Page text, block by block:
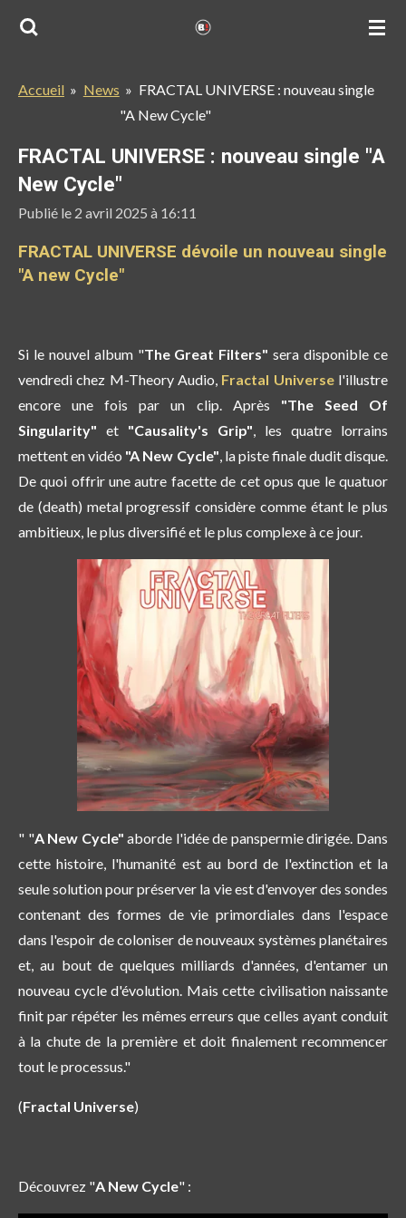
Passer
principal
Accueil » News » FRACTAL UNIVERSE : nouveau single
"A New Cycle"
FRACTAL UNIVERSE : nouveau single "A
New Cycle"
Publié le 2 avril 2025 à 16:11
FRACTAL UNIVERSE dévoile un nouveau single
"A new Cycle"
Si le nouvel album "The Great Filters"sera disponible ce
vendredi chez M-Theory Audio, Fractal Universe l'illustre
encore une fois par un clip. Après "The Seed Of
Singularity" et "Causality's Grip", les quatre lorrains
mettent en vidéo "A New Cycle", la piste finale dudit disque.
De quoi offrir une autre facette de cet opus que le quatuor
de (death) metal progressif considère comme étant le plus
ambitieux, le plus diversifié et le plus complexe à ce jour.
" "A New Cycle" aborde l'idée de panspermie dirigée. Dans
cette histoire, l'humanité est au bord de l'extinction et la
seule solution pour préserver la vie est d'envoyer des sondes
contenant des formes de vie primordiales dans l'espace
dans l'espoir de coloniser de nouveaux systèmes planétaires
et, au bout de quelques milliards d'années, d'entamer un
nouveau cycle d'évolution. Mais cette civilisation naissante
finit par répéter les mêmes erreurs que celles ayant conduit
à la chute de la première et doit finalement recommencer
tout le processus."
(Fractal Universe)
Découvrez "A New Cycle" :